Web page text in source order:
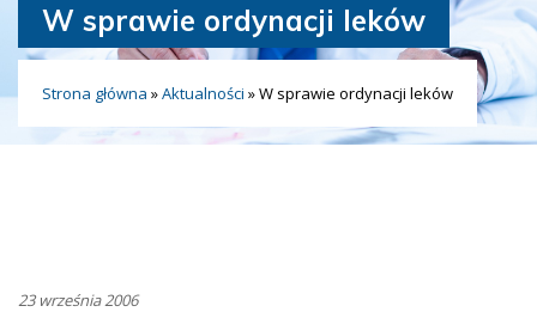
W sprawie ordynacji leków
Strona główna »Aktualności »W sprawie ordynacji leków
23 września 2006